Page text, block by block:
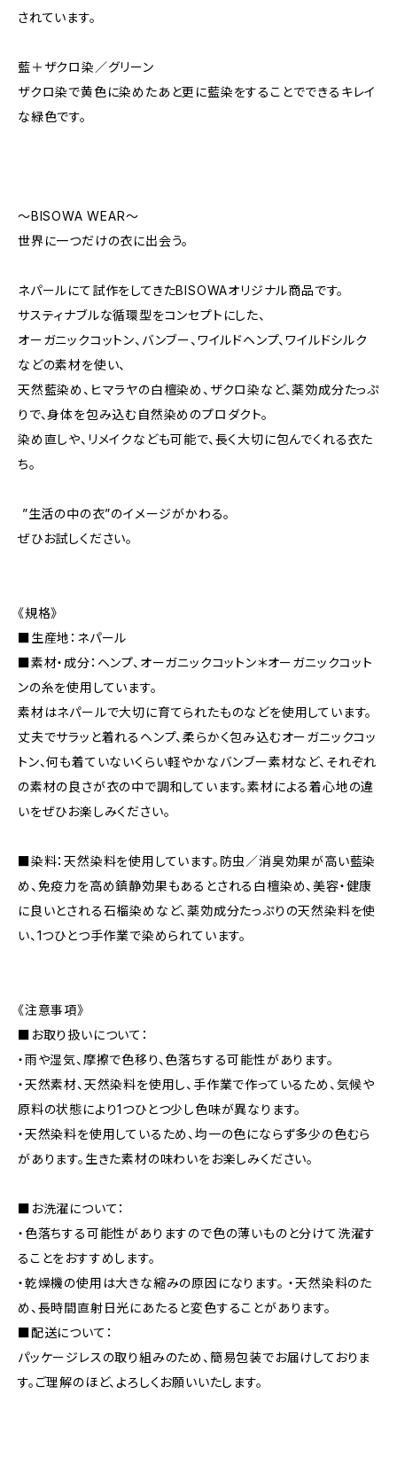
されています。
藍＋ザクロ染／グリーン
ザクロ染で黄色に染めたあと更に藍染をすることでできるキレイ
な緑色です。
〜BISOWA WEAR〜
世界に一つだけの衣に出会う。
ネパールにて試作をしてきたBISOWAオリジナル商品です。
サスティナブルな循環型をコンセプトにした、
オーガニックコットン、バンブー、ワイルドヘンプ、ワイルドシルク
などの素材を使い、
天然藍染め、ヒマラヤの白檀染め、ザクロ染など、薬効成分たっぷ
りで、身体を包み込む自然染めのプロダクト。
染め直しや、リメイクなども可能で、長く大切に包んでくれる衣た
ち。
”生活の中の衣”のイメージがかわる。
ぜひお試しください。
《規格》
■生産地：ネパール
■素材・成分：ヘンプ、オーガニックコットン＊オーガニックコット
ンの糸を使用しています。
素材はネパールで大切に育てられたものなどを使用しています。
丈夫でサラッと着れるヘンプ、柔らかく包み込むオーガニックコッ
トン、何も着ていないくらい軽やかなバンブー素材など、それぞれ
の素材の良さが衣の中で調和しています。素材による着心地の違
いをぜひお楽しみください。
■染料：天然染料を使用しています。防虫／消臭効果が高い藍染
め、免疫力を高め鎮静効果もあるとされる白檀染め、美容・健康
に良いとされる石榴染めなど、薬効成分たっぷりの天然染料を使
い、1つひとつ手作業で染められています。
《注意事項》
■お取り扱いについて：
・雨や湿気、摩擦で色移り、色落ちする可能性があります。
・天然素材、天然染料を使用し、手作業で作っているため、気候や
原料の状態により1つひとつ少し色味が異なります。
・天然染料を使用しているため、均一の色にならず多少の色むら
があります。生きた素材の味わいをお楽しみください。
■お洗濯について：
・色落ちする可能性がありますので色の薄いものと分けて洗濯す
ることをおすすめします。
・乾燥機の使用は大きな縮みの原因になります。 ・天然染料のた
め、長時間直射日光にあたると変色することがあります。
■配送について：
パッケージレスの取り組みのため、簡易包装でお届けしておりま
す。ご理解のほど、よろしくお願いいたします。